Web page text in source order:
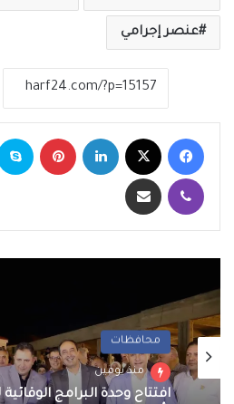
عنصر إجرامي
فيسبوك لينكدإن
ڤايبر مشاركة عبر البريد
محافظات
منذ يومين
افتتاح وحدة البرامج